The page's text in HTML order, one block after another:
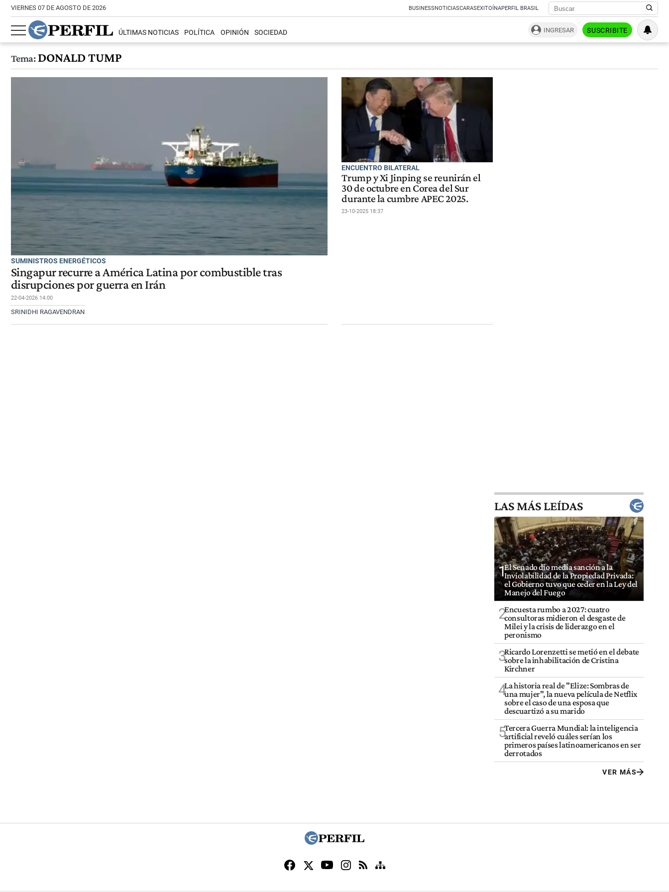
VIERNES 07 DE AGOSTO DE 2026 BUSINESSNOTICIASCARASEXITOÍNAPERFIL BRASIL
ÚLTIMAS NOTICIAS POLÍTICA OPINIÓN SOCIEDAD INGRESAR SUSCRIBITE
Tema:DONALD TUMP
SUMINISTROS ENERGÉTICOS
Singapur recurre a América Latina por combustible tras
disrupciones por guerra en Irán
22-04-2026 14:00
SRINIDHI RAGAVENDRAN
ENCUENTRO BILATERAL
Trump y Xi Jinping se reunirán el
30 de octubre en Corea del Sur
durante la cumbre APEC 2025.
23-10-2025 18:37
LAS MÁS LEÍDAS
1El Senado dio media sanción a la
Inviolabilidad de la Propiedad Privada:
el Gobierno tuvo que ceder en la Ley del
Manejo del Fuego
2Encuesta rumbo a 2027: cuatro
consultoras midieron el desgaste de
Milei y la crisis de liderazgo en el
peronismo
3Ricardo Lorenzetti se metió en el debate
sobre la inhabilitación de Cristina
Kirchner
4La historia real de "Elize: Sombras de
una mujer", la nueva película de Netflix
sobre el caso de una esposa que
descuartizó a su marido
5Tercera Guerra Mundial: la inteligencia
artificial reveló cuáles serían los
primeros países latinoamericanos en ser
derrotados
VER MÁS